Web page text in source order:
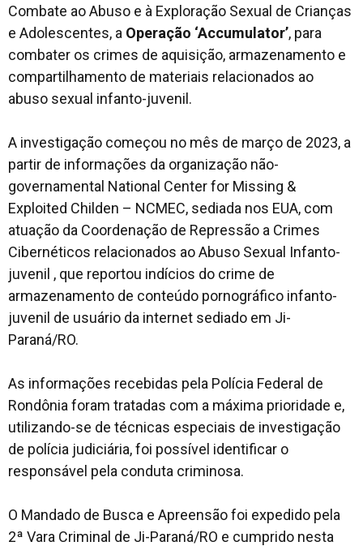
Combate ao Abuso e à Exploração Sexual de Crianças
e Adolescentes, a Operação ‘Accumulator’, para
combater os crimes de aquisição, armazenamento e
compartilhamento de materiais relacionados ao
abuso sexual infanto-juvenil.
A investigação começou no mês de março de 2023, a
partir de informações da organização não-
governamental National Center for Missing &
Exploited Childen – NCMEC, sediada nos EUA, com
atuação da Coordenação de Repressão a Crimes
Cibernéticos relacionados ao Abuso Sexual Infanto-
juvenil , que reportou indícios do crime de
armazenamento de conteúdo pornográfico infanto-
juvenil de usuário da internet sediado em Ji-
Paraná/RO.
As informações recebidas pela Polícia Federal de
Rondônia foram tratadas com a máxima prioridade e,
utilizando-se de técnicas especiais de investigação
de polícia judiciária, foi possível identificar o
responsável pela conduta criminosa.
O Mandado de Busca e Apreensão foi expedido pela
2ª Vara Criminal de Ji-Paraná/RO e cumprido nesta